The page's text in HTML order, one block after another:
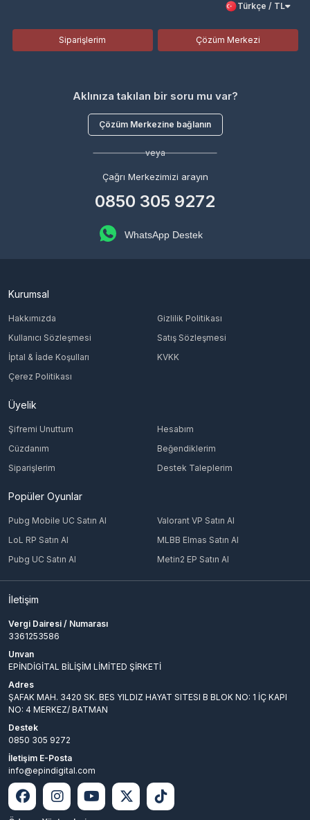
Türkçe / TL
Siparişlerim Çözüm Merkezi
Aklınıza takılan bir soru mu var?
Çözüm Merkezine bağlanın
veya
Çağrı Merkezimizi arayın
0850 305 9272
WhatsApp Destek
Kurumsal
Hakkımızda
Gizlilik Politikası
Kullanıcı Sözleşmesi
Satış Sözleşmesi
İptal & İade Koşulları
KVKK
Çerez Politikası
Üyelik
Şifremi Unuttum
Hesabım
Cüzdanım
Beğendiklerim
Siparişlerim
Destek Taleplerim
Popüler Oyunlar
Pubg Mobile UC Satın Al
Valorant VP Satın Al
LoL RP Satın Al
MLBB Elmas Satın Al
Pubg UC Satın Al
Metin2 EP Satın Al
İletişim
Vergi Dairesi / Numarası
3361253586
Unvan
EPİNDİGİTAL BİLİŞİM LİMİTED ŞİRKETİ
Adres
ŞAFAK MAH. 3420 SK. BES YILDIZ HAYAT SITESI B BLOK NO: 1 İÇ KAPI
NO: 4 MERKEZ/ BATMAN
Destek
0850 305 9272
İletişim E-Posta
info@epindigital.com